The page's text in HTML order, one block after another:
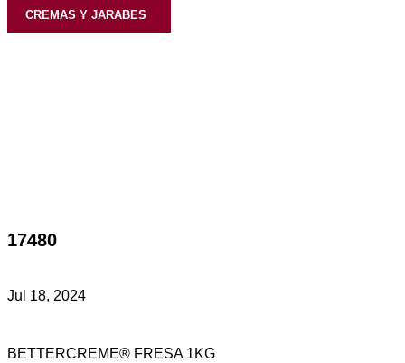
CREMAS Y JARABES
17480
Jul 18, 2024
BETTERCREME® FRESA 1KG